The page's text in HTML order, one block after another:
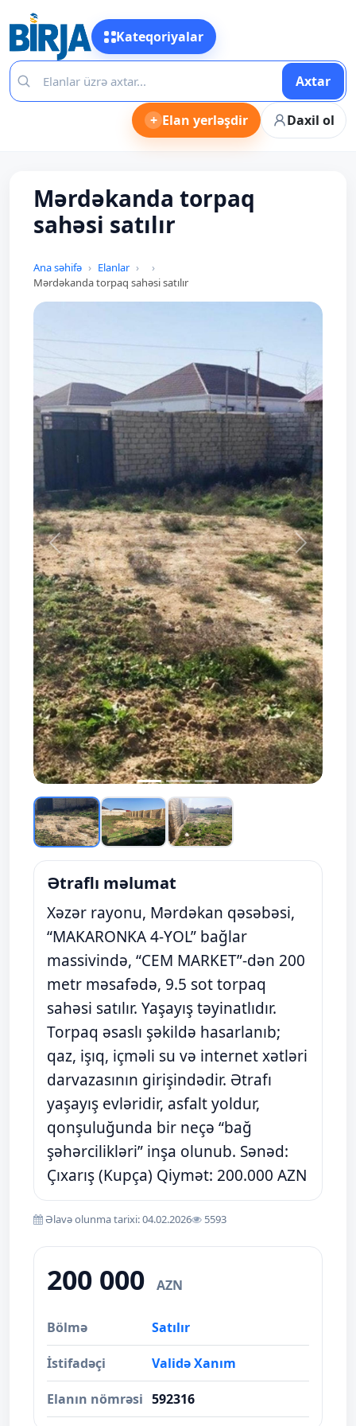
Kateqoriyalar
Axtar
+ Elan yerləşdir Daxil ol
Mərdəkanda torpaq
sahəsi satılır
Ana səhifə
Elanlar
Mərdəkanda torpaq sahəsi satılır
Prev Next
Ətraflı məlumat
Xəzər rayonu, Mərdəkan qəsəbəsi,
“MAKARONKA 4-YOL” bağlar
massivində, “CEM MARKET”-dən 200
metr məsafədə, 9.5 sot torpaq
sahəsi satılır. Yaşayış təyinatlıdır.
Torpaq əsaslı şəkildə hasarlanıb;
qaz, işıq, içməli su və internet xətləri
darvazasının girişindədir. Ətrafı
yaşayış evləridir, asfalt yoldur,
qonşuluğunda bir neçə “bağ
şəhərcilikləri” inşa olunub. Sənəd:
Çıxarış (Kupça) Qiymət: 200.000 AZN
Əlavə olunma tarixi: 04.02.2026 5593
200 000 AZN
Bölmə Satılır
İstifadəçi Validə Xanım
Elanın nömrəsi 592316